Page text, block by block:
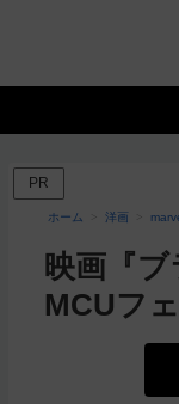
PR
ホーム 洋画
映画『
MCUフ